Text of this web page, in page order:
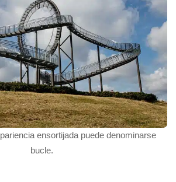
ensortijada puede denominarse
bucle.